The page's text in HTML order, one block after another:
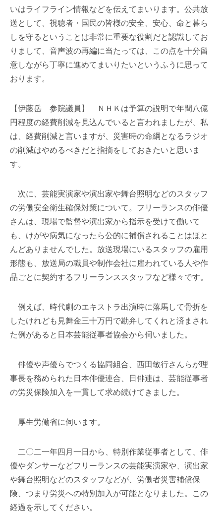
いはライフライン情報などを伝えてまいります。公共放
送として、視聴者・国民の皆様の安全、安心、命と暮ら
しを守るということは非常に重要な役割だと認識してお
りまして、音声波の再編に当たっては、この点を十分留
意しながら丁寧に進めてまいりたいというふうに思って
おります。
【伊藤岳 参院議員】 ＮＨＫは予算の説明で年間八億
円程度の経費削減を見込んでいると言われましたが、私
は、経費削減と言いますが、災害時の命綱となるラジオ
の削減はやめるべきだと指摘をしておきたいと思いま
す。
次に、芸能実演家や演出家や舞台照明などのスタッフ
の労働安全衛生確保対策について。フリーランスの俳優
さんは、現場で監督や演出家から指示を受けて働いて
も、けがや病気になったら公的に補償されることはほと
んどありませんでした。放送現場にいるスタッフの雇用
形態も、放送局の職員や制作会社に雇われている人や作
品ごとに契約するフリーランススタッフなど様々です。
例えば、時代劇のエキストラ出演時に落馬して骨折を
したけれども見舞金三十万円で勘弁してくれと済まされ
た例があると日本芸能従事者協会から伺いました。
俳優や声優らでつくる協同組合、西田敏行さんらが理
事長を務められた日本俳優連合、日俳連は、芸能従事者
の労災保険加入を一貫して求め続けてきました。
厚生労働省に伺います。
二〇二一年四月一日から、特別作業従事者として、俳
優やダンサーなどフリーランスの芸能実演家や、演出家
や舞台照明などのスタッフなどが、労働者災害補償保
険、つまり労災への特別加入が可能となりました。この
経過を示してください。